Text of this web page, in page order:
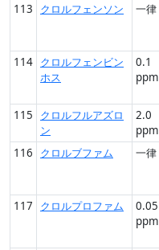
113
クロルフェンソン 一律
114 クロルフェンビン
ホス
0.1
ppm
115
クロルフルアズロ
ン
2.0
ppm
116 クロルブファム 一律
117
クロルプロファム
0.05
ppm